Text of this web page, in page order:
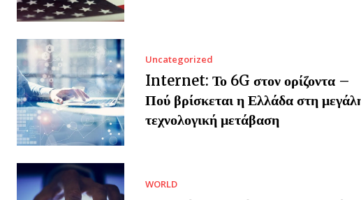
Uncategorized
Internet: Το 6G στον ορίζοντα –
Πού βρίσκεται η Ελλάδα στη
τεχνολογική μετάβαση
WORLD